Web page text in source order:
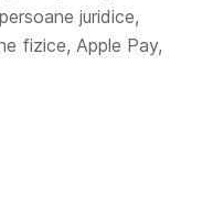
juridice,
fizice, Apple Pay,